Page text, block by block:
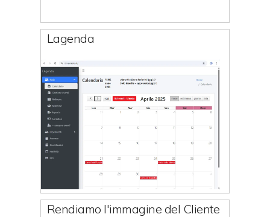
Lagenda
Rendiamo l'immagine del Cliente